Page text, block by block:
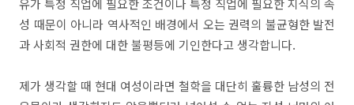
유가 특정 직업에 필요한 조건이나 특정 직업에 필요한 지식의 속
성 때문이 아니라 역사적인 배경에서 오는 권력의 불균형한 발전
과 사회적 권한에 대한 불평등에 기인한다고 생각합니다.
제가 생각할 때 현대 여성이라면 철학을 대단히 훌륭한 남성의 전